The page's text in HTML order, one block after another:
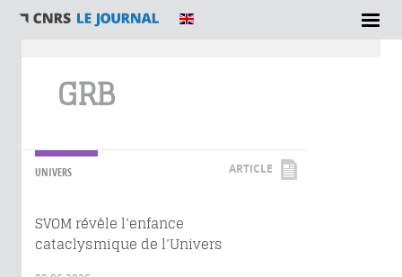
GRB
UNIVERS ARTICLE
SVOM révèle l’enfance
cataclysmique de l’Univers